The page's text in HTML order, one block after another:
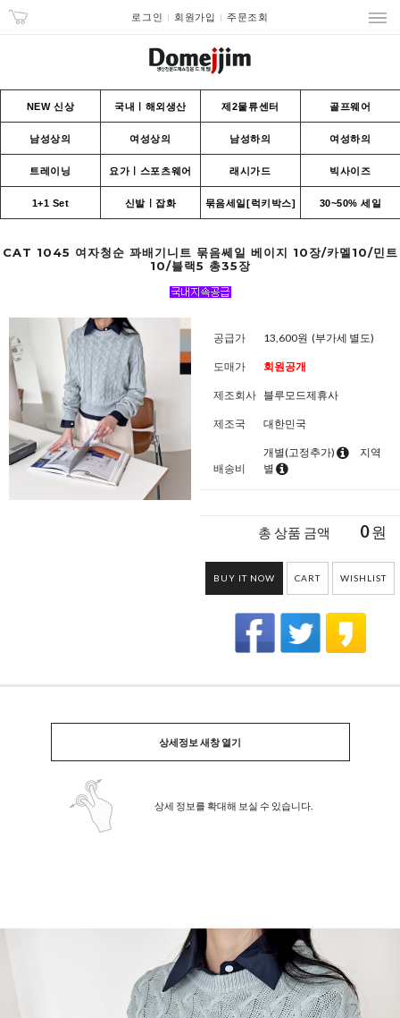
로그인 회원가입 주문조회
NEW 신상 국내ㅣ해외생산 제2물류센터 골프웨어
남성상의 여성상의 남성하의 여성하의
트레이닝 요가ㅣ스포츠웨어 래시가드 빅사이즈
1+1 Set 신발ㅣ잡화 묶음세일[럭키박스] 30~50% 세일
CAT 1045 여자청순 꽈배기니트 묶음쎄일 베이지 10장/카멜10/민트
10/블랙5 총35장
공급가 13,600원 (부가세 별도)
도매가 회원공개
제조회사 블루모드제휴사
제조국 대한민국
배송비
개별(고정추가)
지역
별
총 상품 금액 0원
BUY IT NOW CART WISHLIST
상세정보 새창 열기
상세 정보를 확대해 보실 수 있습니다.